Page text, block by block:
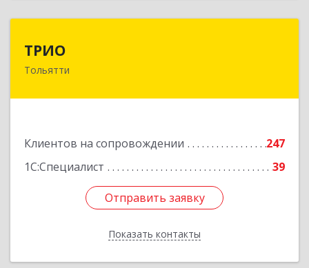
ТРИО
Тольятти
Клиентов на сопровождении
247
1С:Специалист
39
Отправить заявку
Показать контакты
Отправить заявку
Назад